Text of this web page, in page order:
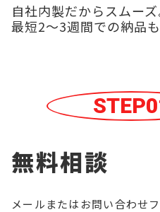
自社内製だからスムーズ
最短2〜3週間での納品も
無料相談
メールまたはお問い合わせ